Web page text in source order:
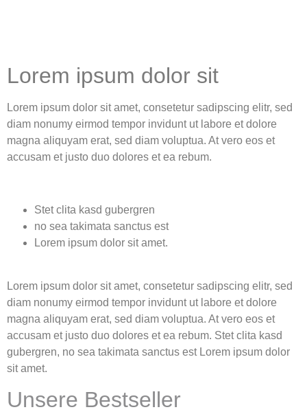
Lorem ipsum dolor sit
Lorem ipsum dolor sit amet, consetetur sadipscing elitr, sed
diam nonumy eirmod tempor invidunt ut labore et dolore
magna aliquyam erat, sed diam voluptua. At vero eos et
accusam et justo duo dolores et ea rebum.
Stet clita kasd gubergren
no sea takimata sanctus est
Lorem ipsum dolor sit amet.
Lorem ipsum dolor sit amet, consetetur sadipscing elitr, sed
diam nonumy eirmod tempor invidunt ut labore et dolore
magna aliquyam erat, sed diam voluptua. At vero eos et
accusam et justo duo dolores et ea rebum. Stet clita kasd
gubergren, no sea takimata sanctus est Lorem ipsum dolor
sit amet.
Unsere Bestseller